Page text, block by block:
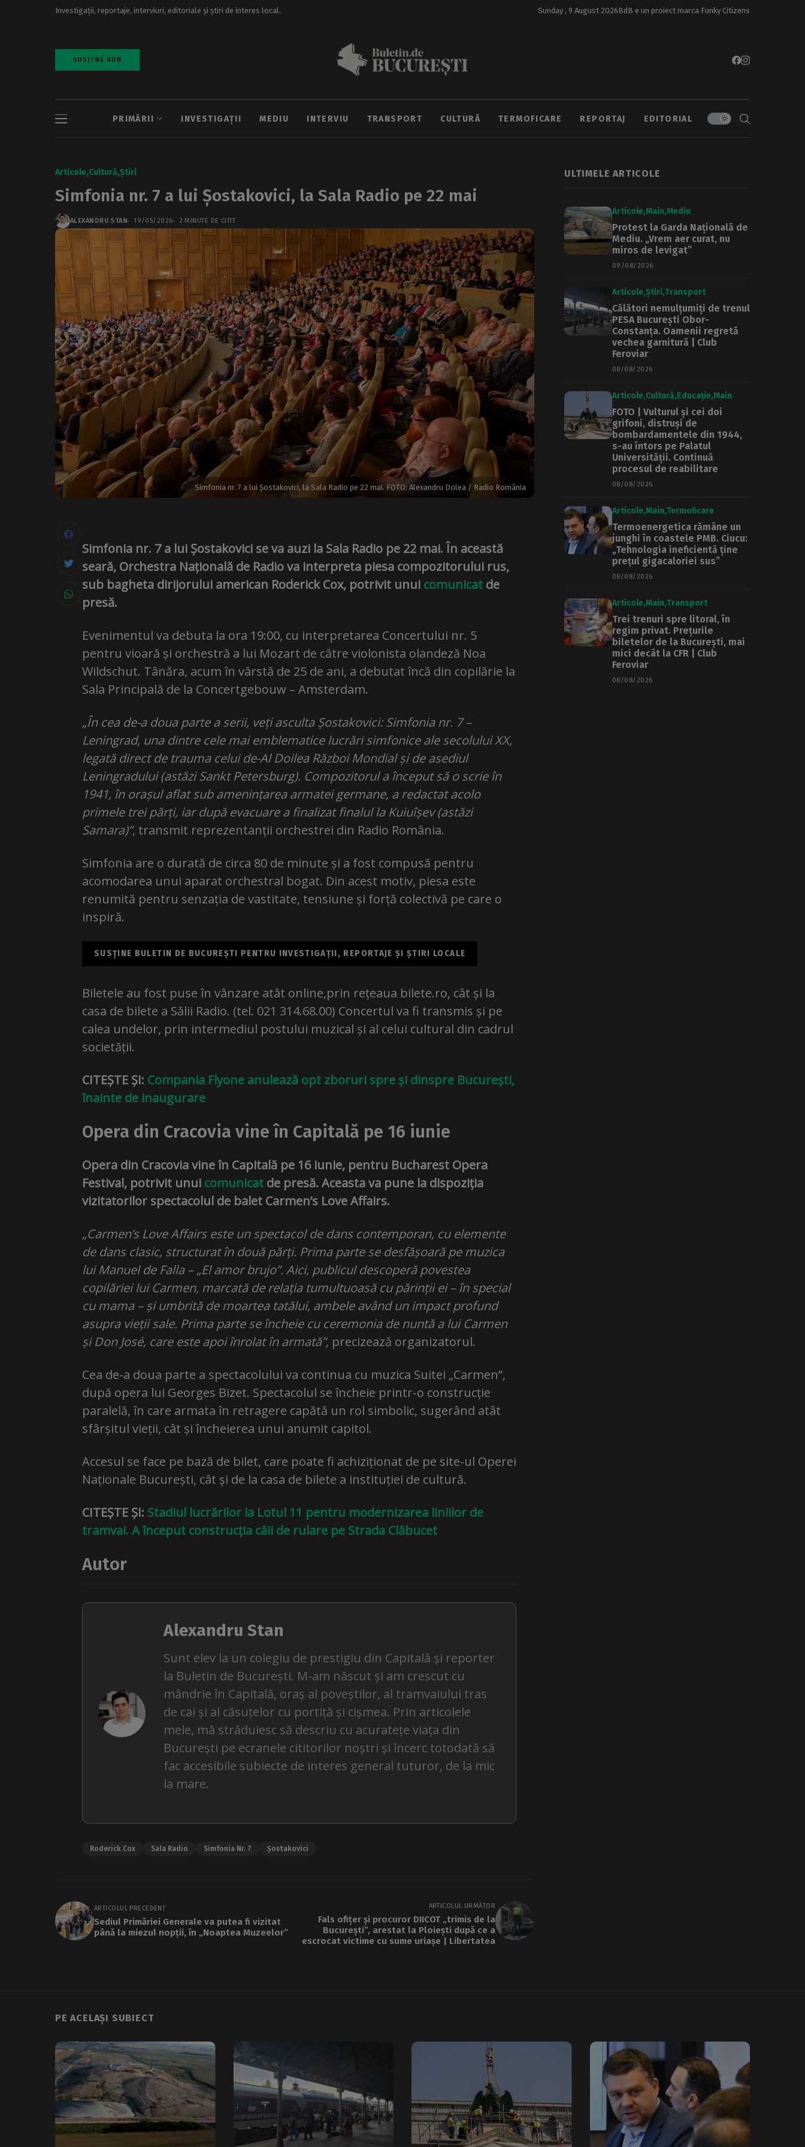
Investigații, reportaje, interviuri, editoriale și știri de interes local. Sunday , 9 August 2026BdB e un proiect marca Funky Citizens
SUSȚINE BDB
PRIMĂRII INVESTIGAȚII MEDIU INTERVIU TRANSPORT CULTURĂ TERMOFICARE REPORTAJ EDITORIAL
Articole Cultură Știri
Simfonia nr. 7 a lui Șostakovici, la Sala Radio pe 22 mai
ALEXANDRU STAN 19/05/2026 2 MINUTE DE CITIT
Simfonia nr. 7 a lui Șostakovici, la Sala Radio pe 22 mai. FOTO: Alexandru Dolea / Radio România
Simfonia nr. 7 a lui Șostakovici se va auzi la Sala Radio pe 22 mai. În această
seară, Orchestra Națională de Radio va interpreta piesa compozitorului rus,
sub bagheta dirijorului american Roderick Cox, potrivit unui comunicat de
presă.
Evenimentul va debuta la ora 19:00, cu interpretarea Concertului nr. 5
pentru vioară și orchestră a lui Mozart de către violonista olandeză Noa
Wildschut. Tânăra, acum în vârstă de 25 de ani, a debutat încă din copilărie la
Sala Principală de la Concertgebouw – Amsterdam.
„În cea de-a doua parte a serii, veți asculta Șostakovici: Simfonia nr. 7 –
Leningrad, una dintre cele mai emblematice lucrări simfonice ale secolului XX,
legată direct de trauma celui de-Al Doilea Război Mondial și de asediul
Leningradului (astăzi Sankt Petersburg). Compozitorul a început să o scrie în
1941, în orașul aflat sub amenințarea armatei germane, a redactat acolo
primele trei părți, iar după evacuare a finalizat finalul la Kuiuîșev (astăzi
Samara)”, transmit reprezentanții orchestrei din Radio România.
Simfonia are o durată de circa 80 de minute și a fost compusă pentru
acomodarea unui aparat orchestral bogat. Din acest motiv, piesa este
renumită pentru senzația de vastitate, tensiune și forță colectivă pe care o
inspiră.
SUSȚINE BULETIN DE BUCUREȘTI PENTRU INVESTIGAȚII, REPORTAJE ȘI ȘTIRI LOCALE
Biletele au fost puse în vânzare atât online,prin rețeaua bilete.ro, cât și la
casa de bilete a Sălii Radio. (tel. 021 314.68.00) Concertul va fi transmis și pe
calea undelor, prin intermediul postului muzical și al celui cultural din cadrul
societății.
CITEȘTE ȘI: Compania Flyone anulează opt zboruri spre și dinspre București,
înainte de inaugurare
Opera din Cracovia vine în Capitală pe 16 iunie
Opera din Cracovia vine în Capitală pe 16 iunie, pentru Bucharest Opera
Festival, potrivit unui comunicat de presă. Aceasta va pune la dispoziția
vizitatorilor spectacolul de balet Carmen’s Love Affairs.
„Carmen’s Love Affairs este un spectacol de dans contemporan, cu elemente
de dans clasic, structurat în două părți. Prima parte se desfășoară pe muzica
lui Manuel de Falla – „El amor brujo”. Aici, publicul descoperă povestea
copilăriei lui Carmen, marcată de relația tumultuoasă cu părinții ei – în special
cu mama – și umbrită de moartea tatălui, ambele având un impact profund
asupra vieții sale. Prima parte se încheie cu ceremonia de nuntă a lui Carmen
și Don José, care este apoi înrolat în armată”, precizează organizatorul.
Cea de-a doua parte a spectacolului va continua cu muzica Suitei „Carmen”,
după opera lui Georges Bizet. Spectacolul se încheie printr-o construcție
paralelă, în care armata în retragere capătă un rol simbolic, sugerând atât
sfârșitul vieții, cât și încheierea unui anumit capitol.
Accesul se face pe bază de bilet, care poate fi achiziționat de pe site-ul Operei
Naționale București, cât și de la casa de bilete a instituției de cultură.
CITEȘTE ȘI: Stadiul lucrărilor la Lotul 11 pentru modernizarea liniilor de
tramvai. A început construcția căii de rulare pe Strada Clăbucet
Autor
Alexandru Stan
Sunt elev la un colegiu de prestigiu din Capitală și reporter
la Buletin de București. M-am născut și am crescut cu
mândrie în Capitală, oraș al poveștilor, al tramvaiului tras
de cai și al căsuțelor cu portiță și cișmea. Prin articolele
mele, mă străduiesc să descriu cu acuratețe viața din
București pe ecranele cititorilor noștri și încerc totodată să
fac accesibile subiecte de interes general tuturor, de la mic
la mare.
Roderick Cox Sala Radio Simfonia Nr. 7 Șostakovici
ARTICOLUL PRECEDENT
Sediul Primăriei Generale va putea fi vizitat
până la miezul nopții, în „Noaptea Muzeelor”
ARTICOLUL URMĂTOR
Fals ofițer și procuror DIICOT „trimis de la
București”, arestat la Ploiești după ce a
escrocat victime cu sume uriașe | Libertatea
ULTIMELE ARTICOLE
Articole Main Mediu
Protest la Garda Națională de
Mediu. „Vrem aer curat, nu
miros de levigat”
09/08/2026
Articole Știri Transport
Călători nemulțumiți de trenul
PESA București Obor-
Constanța. Oamenii regretă
vechea garnitură | Club
Feroviar
08/08/2026
Articole Cultură Educație Main
FOTO | Vulturul și cei doi
grifoni, distruși de
bombardamentele din 1944,
s-au întors pe Palatul
Universității. Continuă
procesul de reabilitare
08/08/2026
Articole Main Termoficare
Termoenergetica rămâne un
junghi în coastele PMB. Ciucu:
„Tehnologia ineficientă ține
prețul gigacaloriei sus”
08/08/2026
Articole Main Transport
Trei trenuri spre litoral, în
regim privat. Prețurile
biletelor de la București, mai
mici decât la CFR | Club
Feroviar
08/08/2026
PE ACELAȘI SUBIECT